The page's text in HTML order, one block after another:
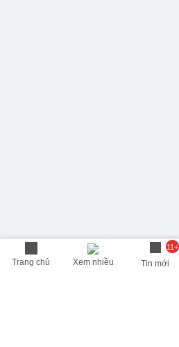
Trang chủ Xem nhiều
11+
Tin mới